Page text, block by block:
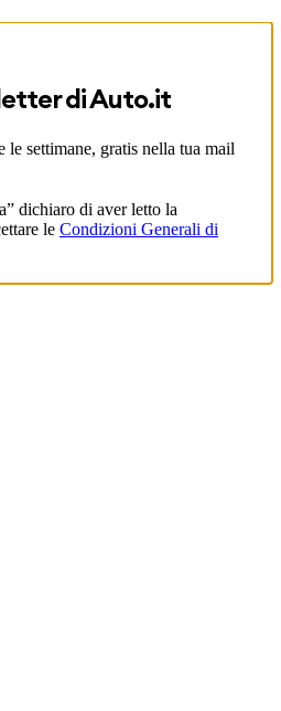
diAuto.it
settimane, gratis nella tua mail
dichiaro di aver letto la
le Condizioni Generali di